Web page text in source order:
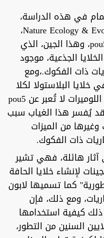
في هذه الدراسة،
والتي نشرت في مجلة Nature Ecology & Evolution،
هو الكشف عن جين يسمى pou5، وهذا الجين، الذي
الجذعية، موجود
ذات الفكوك.،ومع
البلاستولا لكلا
المجموعتين، وجد الباحثون أن اللوميرات لا تُعبر عن pou5
يُفسر هذا الغياب سبب
من الميزات
ذات الفكوك.
هائلة، فهي تشير
لإنشاء خلايا الحافة
كما تسميها لابون
ومع ذلك، فإن
كيفية استخدامها
السنين من التطور،